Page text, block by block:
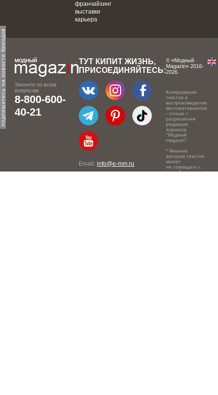
подпишитесь на новости брендов
франчайзинг
выставки
карьера
Звоните по всем
вопросам
8-800-600-
40-21
ТУТ КИПИТ ЖИЗНЬ,
ПРИСОЕДИНЯЙТЕСЬ:
Email: info@e-mm.ru
© «Модный
Magazin» 2016-
2026.
Копирование
текстов и
воспроизведение
фотоматериалов
- только с
разрешения
редакции
журнала
"Модный
magazin".
* Мнение
авторов текстов
может
не совпадать с
точкой зрения